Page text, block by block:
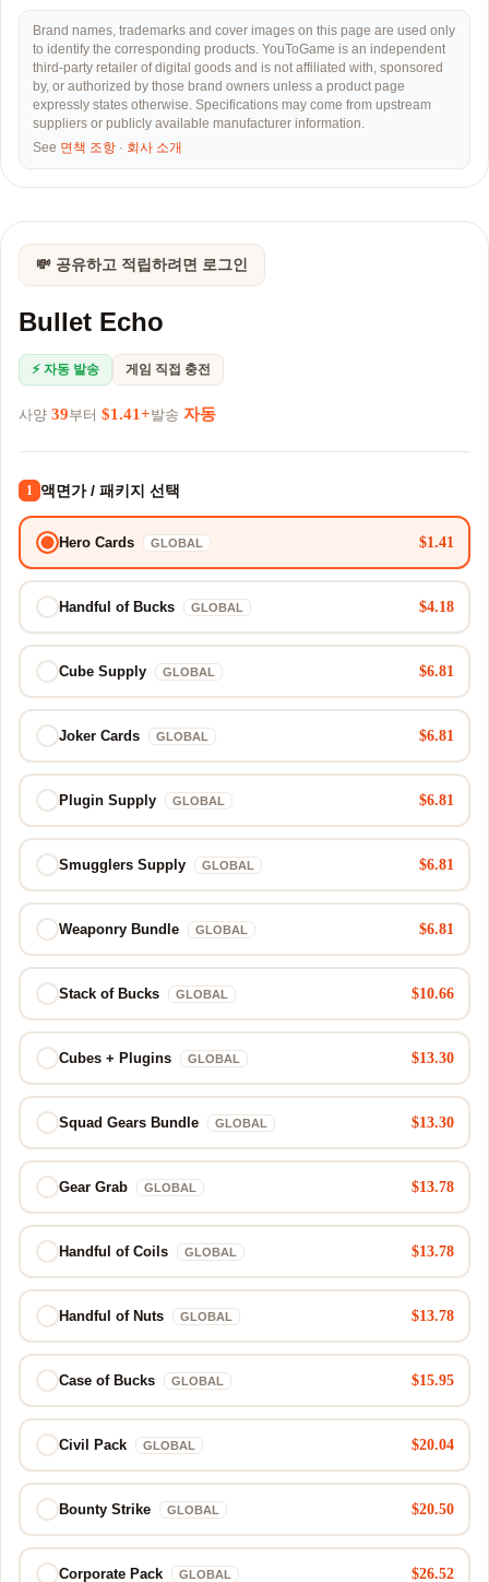
Brand names, trademarks and cover images on this page are used only
to identify the corresponding products. YouToGame is an independent
third-party retailer of digital goods and is not affiliated with, sponsored
by, or authorized by those brand owners unless a product page
expressly states otherwise. Specifications may come from upstream
suppliers or publicly available manufacturer information.
See 면책 조항 · 회사 소개
💸 공유하고 적립하려면 로그인
Bullet Echo
⚡ 자동 발송 게임 직접 충전
사양 39부터 $1.41+발송 자동
1 액면가 / 패키지 선택
Hero Cards GLOBAL $1.41
Handful of Bucks GLOBAL $4.18
Cube Supply GLOBAL $6.81
Joker Cards GLOBAL $6.81
Plugin Supply GLOBAL $6.81
Smugglers Supply GLOBAL $6.81
Weaponry Bundle GLOBAL $6.81
Stack of Bucks GLOBAL $10.66
Cubes + Plugins GLOBAL $13.30
Squad Gears Bundle GLOBAL $13.30
Gear Grab GLOBAL $13.78
Handful of Coils GLOBAL $13.78
Handful of Nuts GLOBAL $13.78
Case of Bucks GLOBAL $15.95
Civil Pack GLOBAL $20.04
Bounty Strike GLOBAL $20.50
Corporate Pack GLOBAL $26.52